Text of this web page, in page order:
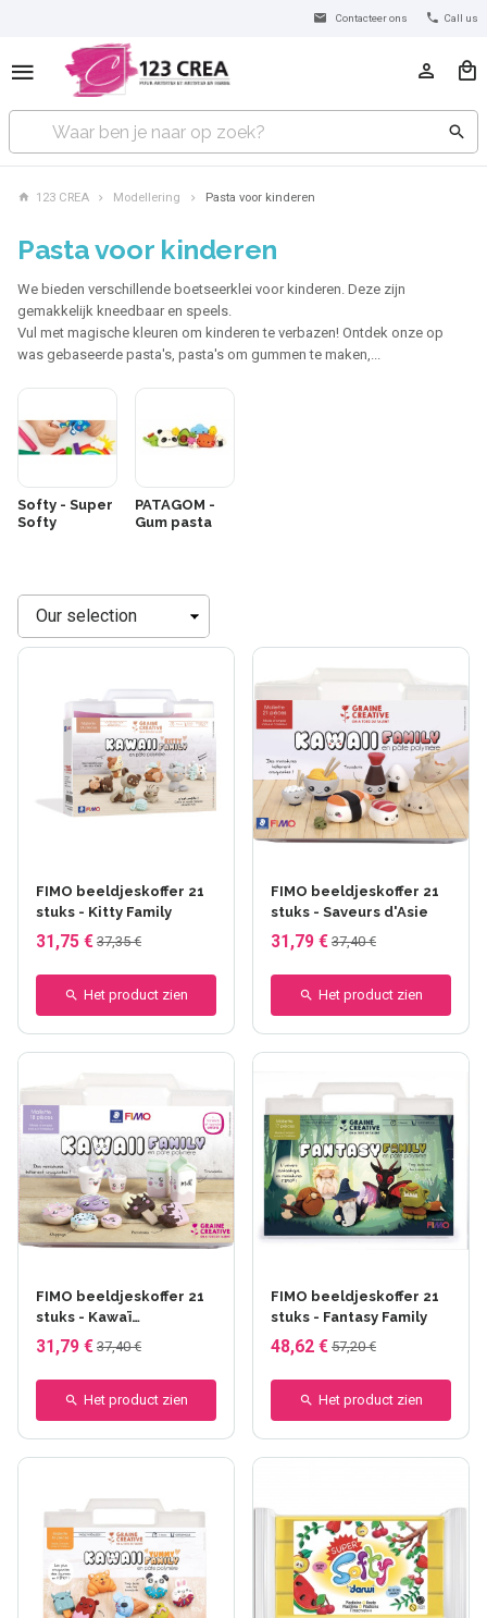
Contacteer ons Call us
123 CREA Modellering Pasta voor kinderen
Pasta voor kinderen
We bieden verschillende boetseerklei voor kinderen. Deze zijn
gemakkelijk kneedbaar en speels.
Vul met magische kleuren om kinderen te verbazen! Ontdek onze op
was gebaseerde pasta's, pasta's om gummen te maken,...
Softy - Super
Softy
PATAGOM -
Gum pasta
Sorteren
FIMO beeldjeskoffer 21
stuks - Kitty Family
31,75 € 37,35 €
Het product zien
FIMO beeldjeskoffer 21
stuks - Saveurs d'Asie
31,79 € 37,40 €
Het product zien
FIMO beeldjeskoffer 21
stuks - Kawaï
gourmandise
31,79 € 37,40 €
Het product zien
FIMO beeldjeskoffer 21
stuks - Fantasy Family
48,62 € 57,20 €
Het product zien